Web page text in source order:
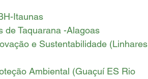
Itaunas
de Taquarana -Alagoas
e Sustentabilidade (Linhares
Ambiental (Guaçuí ES Rio